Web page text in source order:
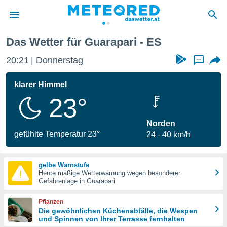
wurde
dass
sind.
diese
Das Wetter für Guarapari - ES
20:21 Donnerstag ...
klarer Himmel
23°
gefühlte Temperatur 23°
Norden
24
40 km/h
gelbe Warnstufe
Heute mäßige Wetterwarnung wegen besonderer
Gefahrenlage in Guarapari
Pflanzen
Die gewöhnlichen Küchenabfälle, die Wespen
und Spinnen von Ihrer Terrasse fernhalten